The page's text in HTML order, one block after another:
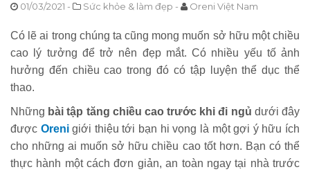
01/03/2021 - Sức khỏe & làm đẹp - Oreni Việt Nam
Có lẽ ai trong chúng ta cũng mong muốn sở hữu một chiều
cao lý tưởng để trở nên đẹp mắt. Có nhiều yếu tố ảnh
hưởng đến chiều cao trong đó có tập luyện thể dục thể
thao.
Những bài tập tăng chiều cao trước khi đi ngủ dưới đây
được Orenigiới thiệu tới bạn hi vọng là một gợi ý hữu ích
cho những ai muốn sở hữu chiều cao tốt hơn. Bạn có thể
thực hành một cách đơn giản, an toàn ngay tại nhà trước